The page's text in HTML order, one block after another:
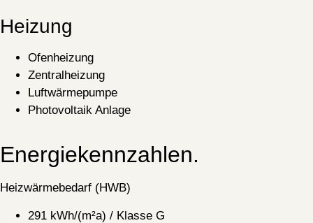
Heizung
Ofenheizung
Zentralheizung
Luftwärmepumpe
Photovoltaik Anlage
Energiekennzahlen.
Heizwärmebedarf (HWB)
291 kWh/(m²a) / Klasse G